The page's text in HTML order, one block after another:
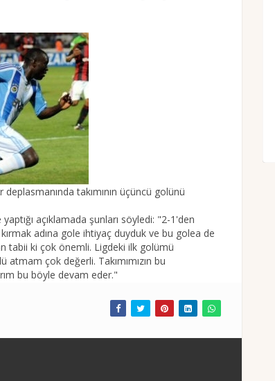
takımının üçüncü golünü
açıklamada şunları söyledi: "2-1'den
kırmak adına gole ihtiyaç duyduk ve bu golea de
tabii ki çok önemli. Ligdeki ilk golümü
çok değerli. Takımımızın bu
bu böyle devam eder."